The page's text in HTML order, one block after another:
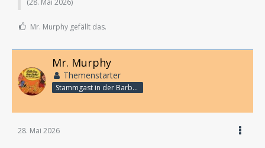
Mr. Murphy gefällt das.
Mr. Murphy
Themenstarter
Stammgast in der Barbarabar
28. Mai 2026